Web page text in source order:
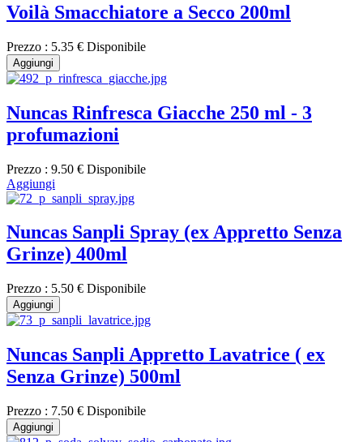
Voilà Smacchiatore a Secco 200ml
Prezzo : 5.35 € Disponibile
Aggiungi
Nuncas Rinfresca Giacche 250 ml - 3
profumazioni
Prezzo : 9.50 € Disponibile
Aggiungi
Nuncas Sanpli Spray (ex Appretto Senza
Grinze) 400ml
Prezzo : 5.50 € Disponibile
Aggiungi
Nuncas Sanpli Appretto Lavatrice ( ex
Senza Grinze) 500ml
Prezzo : 7.50 € Disponibile
Aggiungi